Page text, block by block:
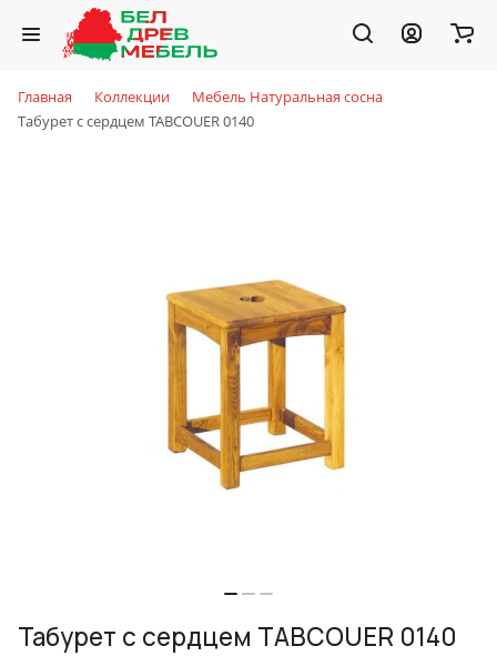
Главная Коллекции
Мебель Натуральная сосна
Табурет с сердцем TABCOUER 0140
Табурет с сердцем TABCOUER 0140